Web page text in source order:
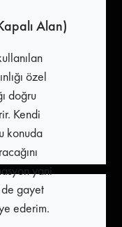
Alan)
özel
doğru
Kendi
konuda
yani
de gayet
ederim.